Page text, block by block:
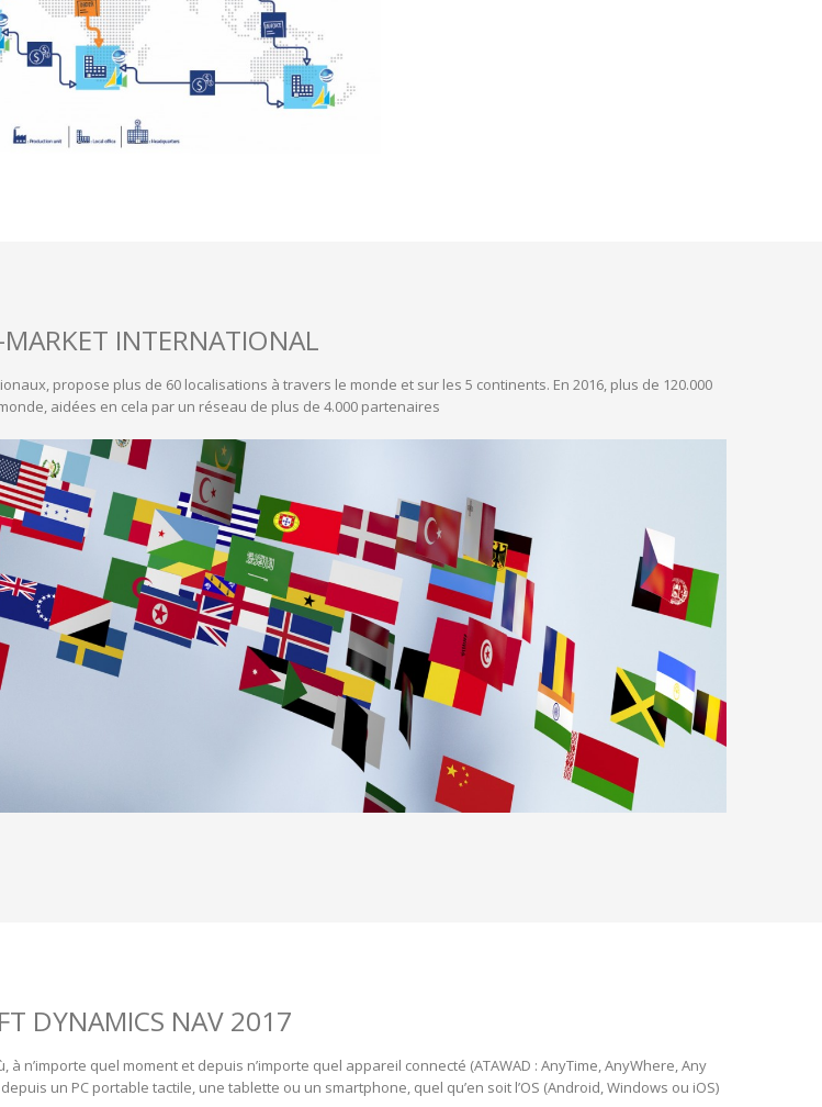
INTERNATIONAL
propose plus de 60 localisations à travers le monde et sur les 5 continents. En 2016, plus de 120.000
aidées en cela par un réseau de plus de 4.000 partenaires
DYNAMICS NAV 2017
n’importe quel moment et depuis n’importe quel appareil connecté (ATAWAD : AnyTime, AnyWhere, Any
un PC portable tactile, une tablette ou un smartphone, quel qu’en soit l’OS (Android, Windows ou iOS)